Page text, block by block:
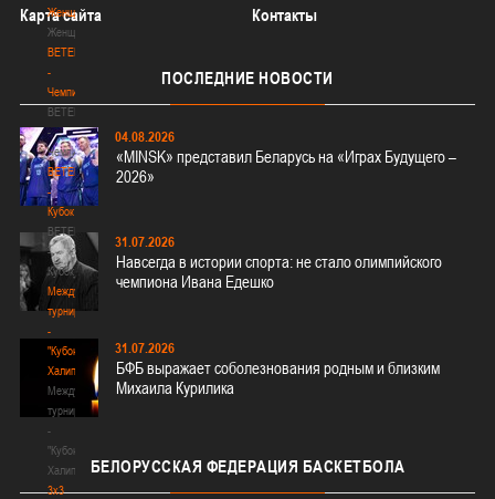
Женщины
Женщины
BETERA
-
Чемпионат
BETERA
-
Чемпионат
BETERA
-
Кубок
BETERA
-
Кубок
Международный
турнир
-
"Кубок
Халипского"
Международный
турнир
-
"Кубок
Халипского"
3x3
Карта сайта
Контакты
ПОСЛЕДНИЕ НОВОСТИ
04.08.2026
«MINSK» представил Беларусь на «Играх Будущего –
2026»
31.07.2026
Навсегда в истории спорта: не стало олимпийского
чемпиона Ивана Едешко
31.07.2026
БФБ выражает соболезнования родным и близким
Михаила Курилика
БЕЛОРУССКАЯ ФЕДЕРАЦИЯ БАСКЕТБОЛА